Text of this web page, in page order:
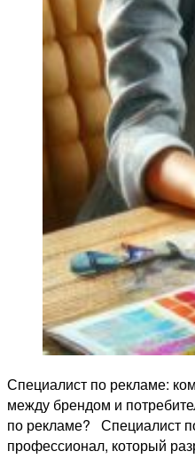
Специалист по рекламе:
между брендом и
по рекламе? Специалист
профессионал, который